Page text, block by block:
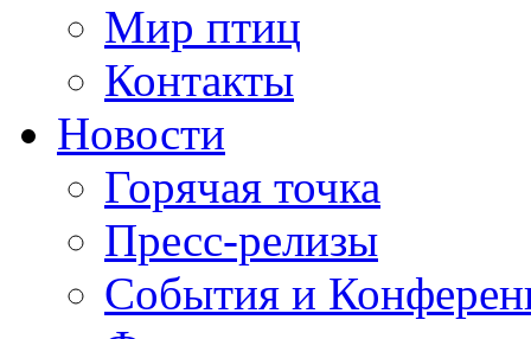
Мир птиц
Контакты
Новости
Горячая точка
Пресс-релизы
События и